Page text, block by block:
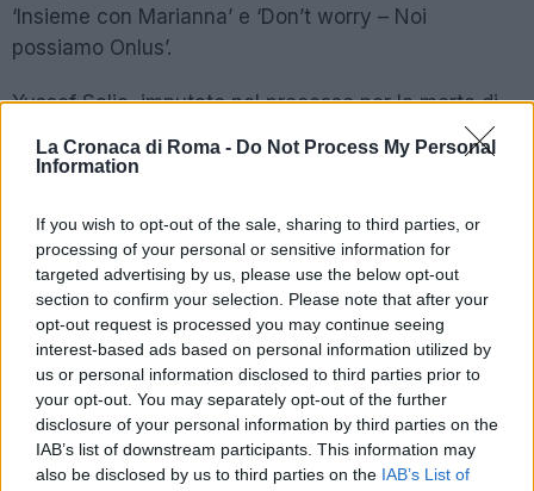
La Cronaca di Roma - Do Not Process My Personal
Information
If you wish to opt-out of the sale, sharing to third parties, or
processing of your personal or sensitive information for
targeted advertising by us, please use the below opt-out
section to confirm your selection. Please note that after your
opt-out request is processed you may continue seeing
interest-based ads based on personal information utilized by
us or personal information disclosed to third parties prior to
your opt-out. You may separately opt-out of the further
disclosure of your personal information by third parties on the
IAB’s list of downstream participants. This information may
also be disclosed by us to third parties on the IAB’s List of
‘Insieme con Marianna’ e ‘Don’t worry – Noi
possiamo Onlus’.
Yussef Salia, imputato nel processo per la morte di
Desirée, si è dichiarato non responsabile della morte
della ragazza e ha chiesto perdono alla famiglia:
ragazza, chiedo perdono e scusa alla madre e alla
famiglia e rispetto il loro dolore”.
POTREBBE INTERESSARTI
Omicidio Cerciello – Sarà
processato il carabiniere che
bendò Natale Hjort